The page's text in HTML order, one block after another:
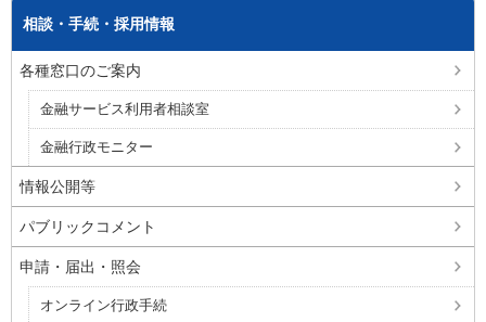
相談・手続・採用情報
各種窓口のご案内
金融サービス利用者相談室
金融行政モニター
情報公開等
パブリックコメント
申請・届出・照会
オンライン行政手続